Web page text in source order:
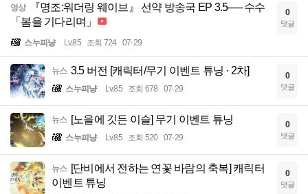
영상
『명조:워더링 웨이브』 선약 방송국 EP 3.5── 수수
「봄을 기다리며」
스누피냥 Lv.85 조회 724 07-29
0
댓글
뉴스 3.5 버전 [캐릭터/무기 이벤트 튜닝 · 2차]
스누피냥 Lv.85 조회 678 07-29
0
댓글
뉴스 [노을에 깃든 이슬] 무기 이벤트 튜닝
스누피냥 Lv.85 조회 520 07-29
0
댓글
뉴스 [단비에서 전하는 연꽃 바람의 축복] 캐릭터
이벤트 튜닝
0
댓글